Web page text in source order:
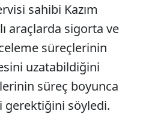
sahibi Kazım
araçlarda sigorta ve
süreçlerinin
uzatabildiğini
süreç boyunca
gerektiğini söyledi.